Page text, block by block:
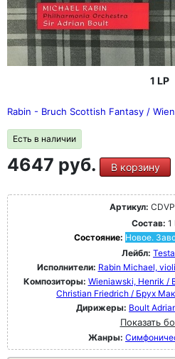
1 LP
Rabin - Bruch Scottish Fantasy /
Есть в наличии
4647 руб. В корзину
Артикул:
Состав: 1
Состояние: Новое.
Лейбл:
Исполнители: Rabin Michael,
Композиторы: Wieniawski, Henrik /
Christian Friedrich / Брух
Дирижеры: Boult
Показать
Жанры: